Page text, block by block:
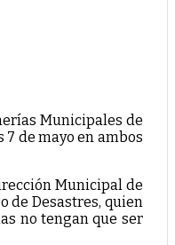
Municipales de
de mayo en ambos
Municipal de
de Desastres, quien
no tengan que ser